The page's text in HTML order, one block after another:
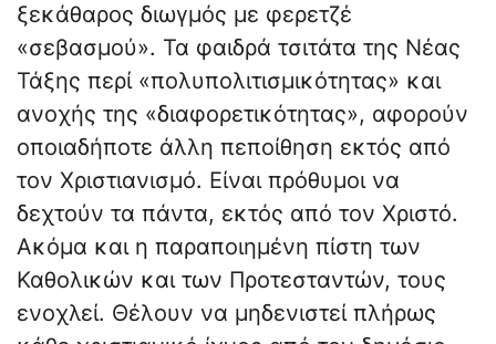
ξεκάθαρος διωγμός με φερετζέ
«σεβασμού». Τα φαιδρά τσιτάτα της Νέας
Τάξης περί «πολυπολιτισμικότητας» και
ανοχής της «διαφορετικότητας», αφορούν
οποιαδήποτε άλλη πεποίθηση εκτός από
τον Χριστιανισμό. Είναι πρόθυμοι να
δεχτούν τα πάντα, εκτός από τον Χριστό.
Ακόμα και η παραποιημένη πίστη των
Καθολικών και των Προτεσταντών, τους
ενοχλεί. Θέλουν να μηδενιστεί πλήρως